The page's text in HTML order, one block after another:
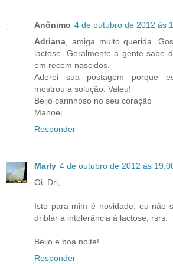
Anônimo 4 de outubro de 2012 às
Adriana , amiga muito querida.
lactose. Geralmente a gente sabe
em recem nascidos.
Adorei sua postagem porque
mostrou a solução. Valeu!
Beijo carinhoso no seu coração
Manoel
Responder
Marly 4 de outubro de 2012 às
Oi, Dri,
Isto para mim é novidade, eu não
driblar a intolerância à lactose, rsrs.
Beijo e boa noite!
Responder